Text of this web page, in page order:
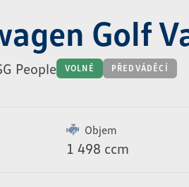
Golf
People VOLNÉ PŘEDVÁDĚCÍ
Objem
1 498 ccm